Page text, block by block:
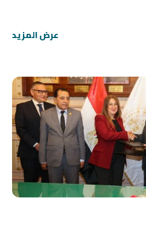
عرض المزيد